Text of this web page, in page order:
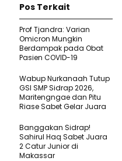
Pos Terkait
Prof Tjandra: Varian
Omicron Mungkin
Berdampak pada Obat
Pasien COVID-19
Wabup Nurkanaah Tutup
GSI SMP Sidrap 2026,
Maritengngae dan Pitu
Riase Sabet Gelar Juara
Banggakan Sidrap!
Sahirul Haq Sabet Juara
2 Catur Junior di
Makassar